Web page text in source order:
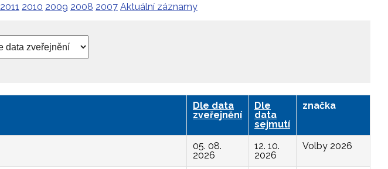
2011 2010 2009 2008 2007 Aktuální záznamy
Dle data
zveřejnění
Dle
data
sejmutí
značka
05. 08.
2026
12. 10.
2026
Volby 2026